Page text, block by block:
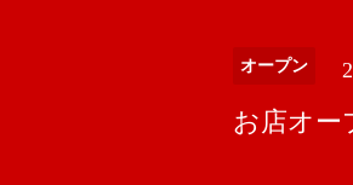
オープン
お店オー